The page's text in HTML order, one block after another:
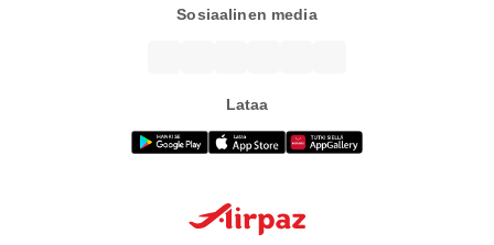
Sosiaalinen media
Lataa